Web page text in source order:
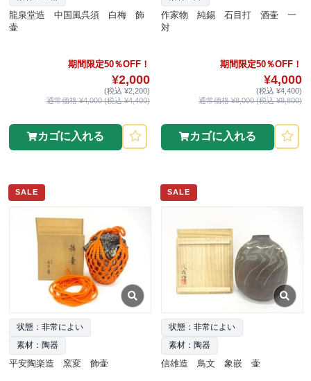
龍泉堂造 中国風呉須 白梅 飾
壷
期間限定50％OFF！
¥2,000
(税込 ¥2,200)
通常価格 ¥4,000 (税込 ¥4,400)
カゴに入れる
作家物 純錫 石目打 酒壷 一
対
期間限定50％OFF！
¥4,000
(税込 ¥4,400)
通常価格 ¥8,000 (税込 ¥8,800)
カゴに入れる
SALE
状態：非常によい
素材：陶器
平安陶楽造 窯変 飾壷
SALE
状態：非常によい
素材：陶器
信雄造 鳥文 象嵌 壷